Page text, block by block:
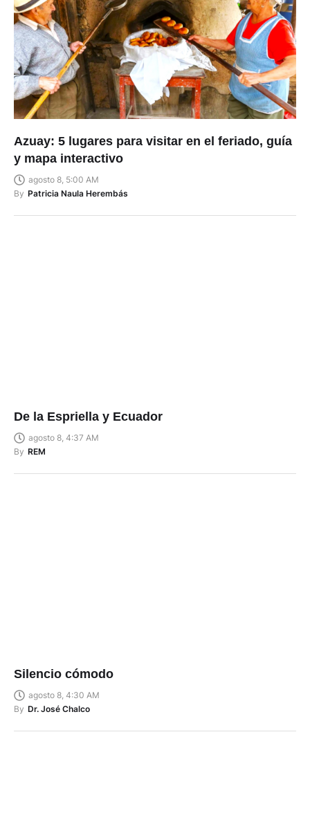
Azuay: 5 lugares para visitar en el feriado, guía
y mapa interactivo
agosto 8, 5:00 AM
By Patricia Naula Herembás
De la Espriella y Ecuador
agosto 8, 4:37 AM
By REM
Silencio cómodo
agosto 8, 4:30 AM
By Dr. José Chalco